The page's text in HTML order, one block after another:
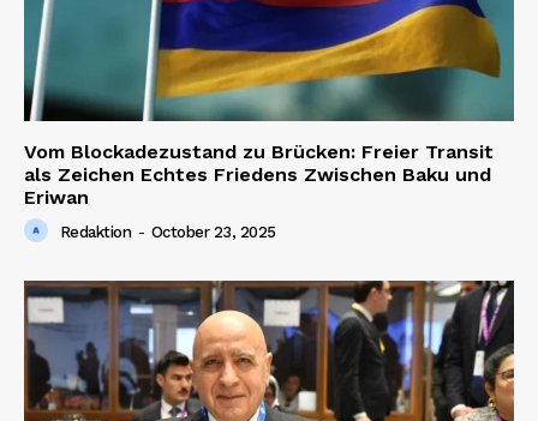
Vom Blockadezustand zu Brücken: Freier Transit
als Zeichen Echtes Friedens Zwischen Baku und
Eriwan
Redaktion - October 23, 2025